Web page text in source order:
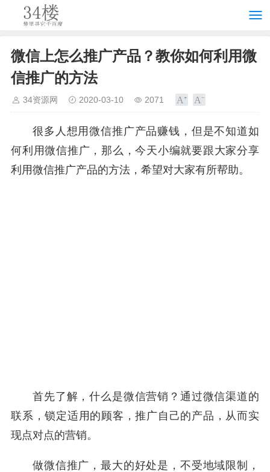
微信上怎么推广产品？教你如何利用微
信推广的方法
34资源网 2020-03-10 2071
很多人想用微信推广产品赚钱，但是不知道如
何利用微信推广，那么，今天小编就要跟大家分享
利用微信推广产品的方法，希望对大家有所帮助。
首先了解，什么是微信营销？通过微信渠道的
联系，锁定适用的顾客，推广自己的产品，从而实
现点对点的营销。
做微信推广，最大的好处是，不受地域限制，